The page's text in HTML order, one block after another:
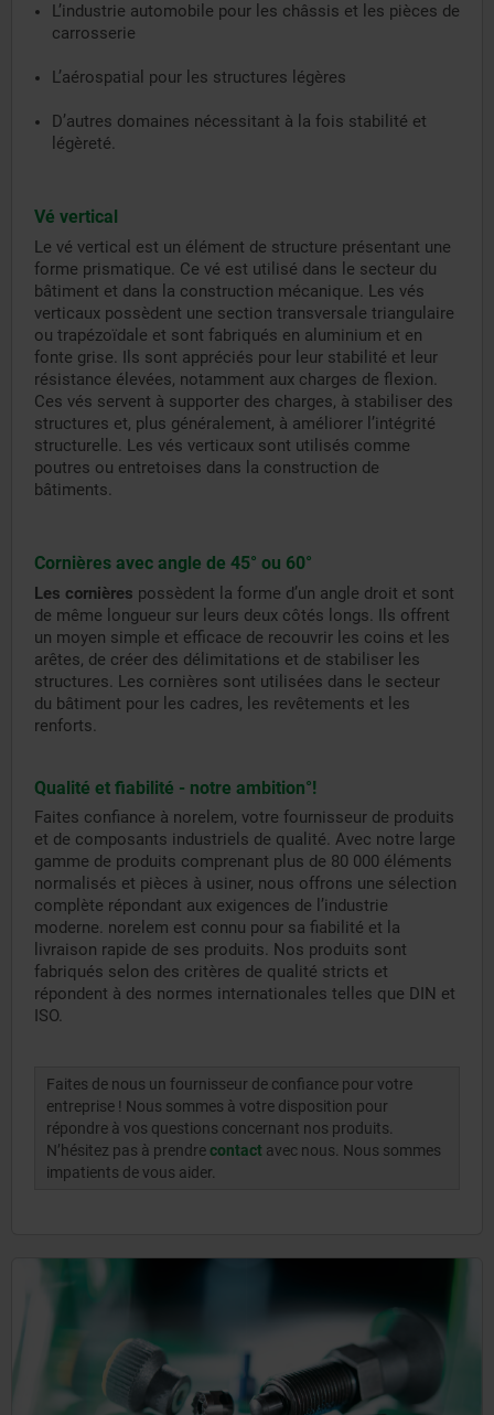
L’industrie automobile pour les châssis et les pièces de
carrosserie
L’aérospatial pour les structures légères
D’autres domaines nécessitant à la fois stabilité et
légèreté.
Vé vertical
Le vé vertical est un élément de structure présentant une
forme prismatique. Ce vé est utilisé dans le secteur du
bâtiment et dans la construction mécanique. Les vés
verticaux possèdent une section transversale triangulaire
ou trapézoïdale et sont fabriqués en aluminium et en
fonte grise. Ils sont appréciés pour leur stabilité et leur
résistance élevées, notamment aux charges de flexion.
Ces vés servent à supporter des charges, à stabiliser des
structures et, plus généralement, à améliorer l’intégrité
structurelle. Les vés verticaux sont utilisés comme
poutres ou entretoises dans la construction de
bâtiments.
Cornières avec angle de 45° ou 60°
Les cornières possèdent la forme d’un angle droit et sont
de même longueur sur leurs deux côtés longs. Ils offrent
un moyen simple et efficace de recouvrir les coins et les
arêtes, de créer des délimitations et de stabiliser les
structures. Les cornières sont utilisées dans le secteur
du bâtiment pour les cadres, les revêtements et les
renforts.
Qualité et fiabilité - notre ambition°!
Faites confiance à norelem, votre fournisseur de produits
et de composants industriels de qualité. Avec notre large
gamme de produits comprenant plus de 80 000 éléments
normalisés et pièces à usiner, nous offrons une sélection
complète répondant aux exigences de l’industrie
moderne. norelem est connu pour sa fiabilité et la
livraison rapide de ses produits. Nos produits sont
fabriqués selon des critères de qualité stricts et
répondent à des normes internationales telles que DIN et
ISO.
Faites de nous un fournisseur de confiance pour votre
entreprise ! Nous sommes à votre disposition pour
répondre à vos questions concernant nos produits.
N’hésitez pas à prendrecontact avec nous. Nous sommes
impatients de vous aider.